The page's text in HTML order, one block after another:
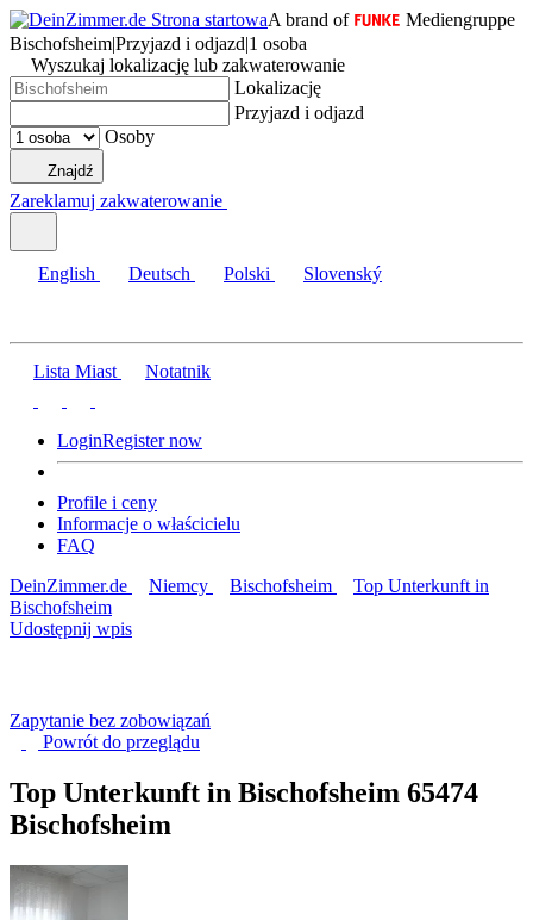
A brand of
Mediengruppe
Bischofsheim|Przyjazd i odjazd|1 osoba
Wyszukaj lokalizację lub zakwaterowanie
Lokalizację
Przyjazd i odjazd
Osoby
Znajdź
Zareklamuj zakwaterowanie
English Deutsch Polski Slovenský
Lista Miast Notatnik
LoginRegister now
Profile i ceny
Informacje o właścicielu
FAQ
DeinZimmer.de
Niemcy Bischofsheim
Top Unterkunft in
Bischofsheim
Udostępnij wpis
Zapytanie bez zobowiązań
Powrót do przeglądu
Top Unterkunft in Bischofsheim 65474
Bischofsheim